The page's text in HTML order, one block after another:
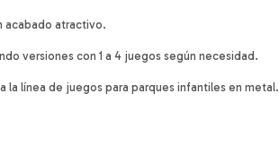
acabado atractivo.
versiones con 1 a 4 juegos según necesidad.
la línea de juegos para parques infantiles en metal.